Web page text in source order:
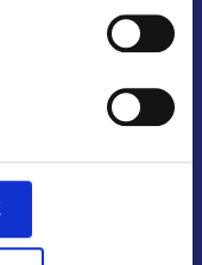
Veszprém
Pécs